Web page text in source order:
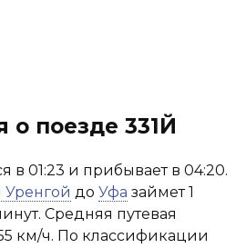
поезде 331Й
в 01:23 и прибывает в 04:20.
до Уфа займет 1
Средняя путевая
км/ч. По классификации